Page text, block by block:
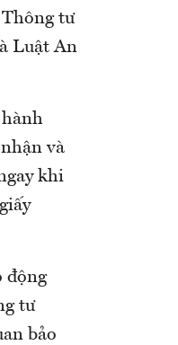
Thông tư
Luật An
hành
và
khi
động
tư
bảo